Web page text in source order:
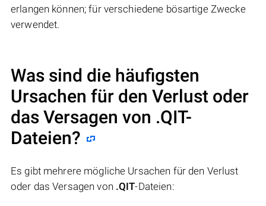
erlangen können; für verschiedene bösartige Zwecke
verwendet.
Was sind die häufigsten
Ursachen für den Verlust oder
das Versagen von .QIT-
Dateien?
Es gibt mehrere mögliche Ursachen für den Verlust
oder das Versagen von .QIT-Dateien: